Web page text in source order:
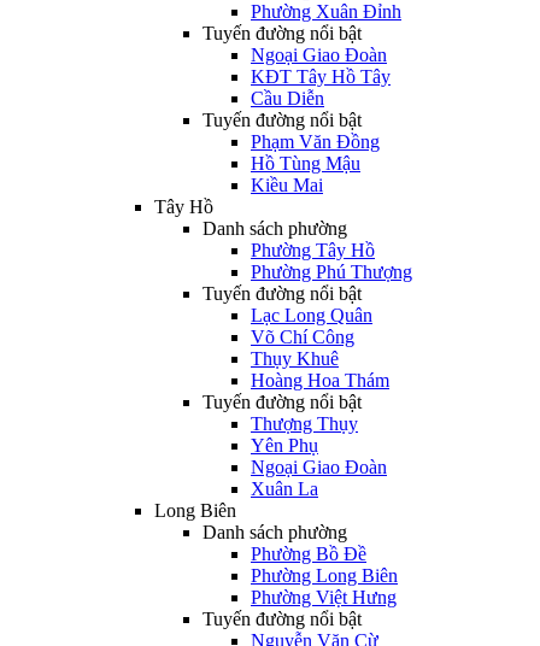
Phường Xuân Đỉnh
Tuyến đường nổi bật
Ngoại Giao Đoàn
KĐT Tây Hồ Tây
Cầu Diễn
Tuyến đường nổi bật
Phạm Văn Đồng
Hồ Tùng Mậu
Kiều Mai
Tây Hồ
Danh sách phường
Phường Tây Hồ
Phường Phú Thượng
Tuyến đường nổi bật
Lạc Long Quân
Võ Chí Công
Thụy Khuê
Hoàng Hoa Thám
Tuyến đường nổi bật
Thượng Thụy
Yên Phụ
Ngoại Giao Đoàn
Xuân La
Long Biên
Danh sách phường
Phường Bồ Đề
Phường Long Biên
Phường Việt Hưng
Tuyến đường nổi bật
Nguyễn Văn Cừ